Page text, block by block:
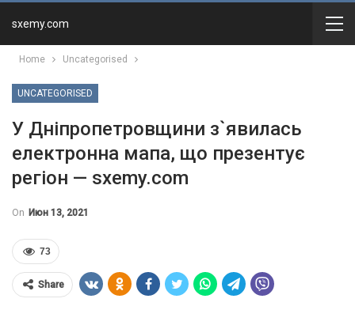
sxemy.com
Home Uncategorised
UNCATEGORISED
У Дніпропетровщини з`явилась
електронна мапа, що презентує
регіон — sxemy.com
On Июн 13, 2021
73
Share